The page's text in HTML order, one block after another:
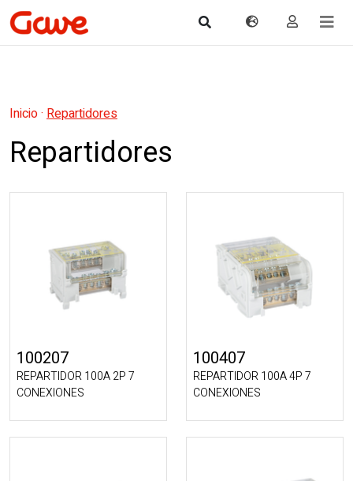
Inicio· Repartidores
Repartidores
100207
REPARTIDOR 100A 2P 7
CONEXIONES
100407
REPARTIDOR 100A 4P 7
CONEXIONES